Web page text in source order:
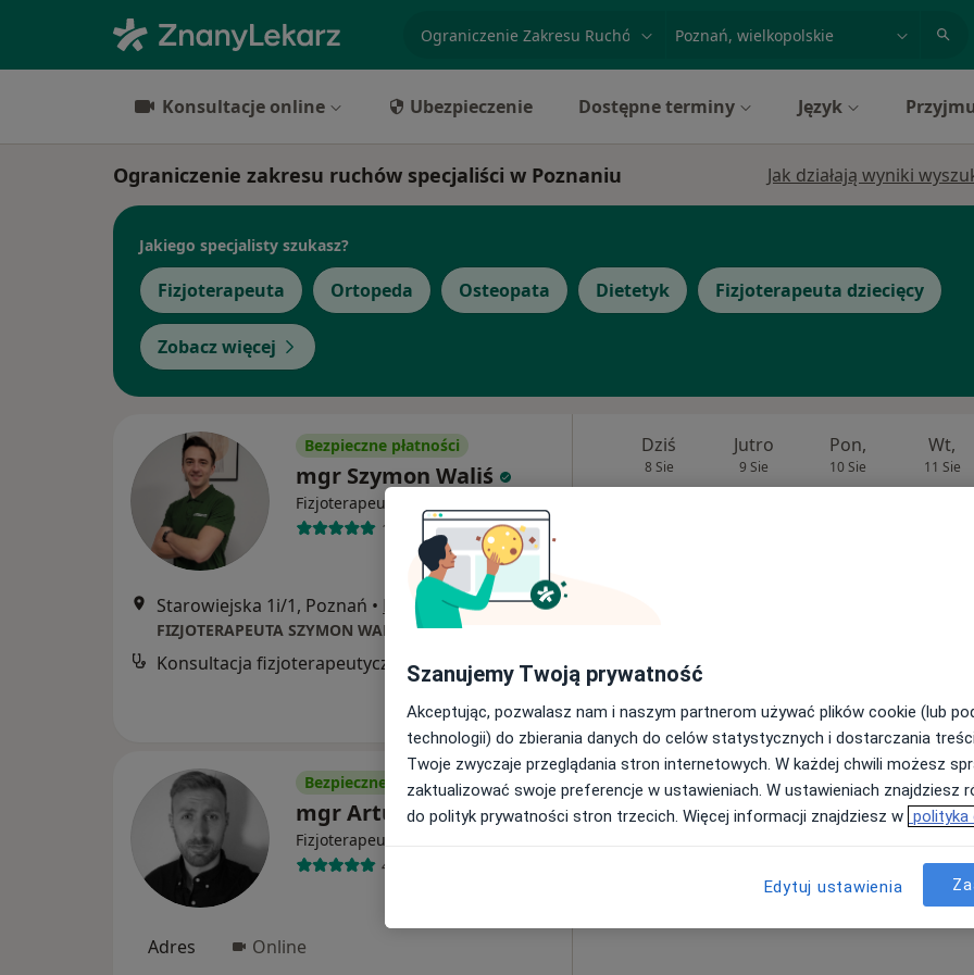
specjalizacja, badanie lub nazwiskomiasto lub dzielnica
Konsultacje online Ubezpieczenie Dostępne terminy Język
Ograniczenie zakresu ruchów specjaliści w Poznaniu Jak działają wyniki
Jakiego specjalisty szukasz?
Fizjoterapeuta Ortopeda Osteopata Dietetyk Fizjoterapeuta dziecięcy
Zobacz więcej
Bezpieczne płatności
mgr Szymon Waliś
Fizjoterapeuta
180 opinii
Starowiejska 1i/1, Poznań • Mapa
FIZJOTERAPEUTA SZYMON WALIŚ
Konsultacja fizjoterapeutyczna 180 zł
Dziś
8 Sie
Jutro
9 Sie
Pon,
10 Sie
Wt,
11 Sie
Bezpieczne płatności
mgr Artur Gostyński
Fizjoterapeuta
422 opinie
Adres Online
Dziś Jutro Pon, Wt,
11 Sie
Umawianie online nie jest dostępne
Szanujemy Twoją prywatność
Akceptując, pozwalasz nam i naszym partnerom używać plików cookie (lub
technologii) do zbierania danych do celów statystycznych i dostarczania
Twoje zwyczaje przeglądania stron internetowych. W każdej chwili możesz
zaktualizować swoje preferencje w ustawieniach. W ustawieniach znajdziesz
do polityk prywatności stron trzecich. Więcej informacji znajdziesz w polityka
Edytuj ustawienia